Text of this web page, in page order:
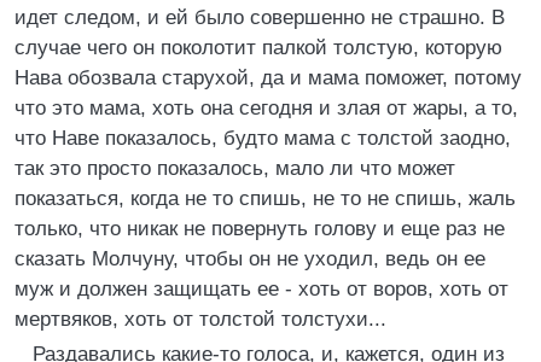
идет следом, и ей было совершенно не страшно. В
случае чего он поколотит палкой толстую, которую
Нава обозвала старухой, да и мама поможет, потому
что это мама, хоть она сегодня и злая от жары, а то,
что Наве показалось, будто мама с толстой заодно,
так это просто показалось, мало ли что может
показаться, когда не то спишь, не то не спишь, жаль
только, что никак не повернуть голову и еще раз не
сказать Молчуну, чтобы он не уходил, ведь он ее
муж и должен защищать ее - хоть от воров, хоть от
мертвяков, хоть от толстой толстухи...
Раздавались какие-то голоса, и, кажется, один из